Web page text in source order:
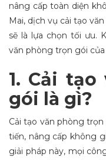
nâng cấp toàn diện
Mai, dịch vụ cải tạo
sẽ là lựa chọn tối ưu.
văn phòng trọn gói
1. Cải
gói là gì?
Cải tạo văn phòng
tiến, nâng cấp không
giải pháp này, mọi